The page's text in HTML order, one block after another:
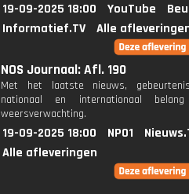
19-09-2025 18:00 YouTube
Informatief.TV
Alle
NOS Journaal: Afl. 190
Met het laatste nieuws,
nationaal en internationaal
weersverwachting.
19-09-2025 18:00 NPO1
Alle afleveringen